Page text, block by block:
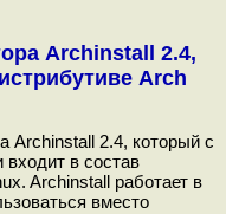
Archinstall 2.4,
Arch
Archinstall 2.4, который с
входит в состав
Archinstall работает в
вместо